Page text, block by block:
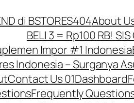
di BSTORES404About
BELI 3 = Rp100 RB!
Impor #1 Indonesia
Indonesia – Surganya
Contact Us 01Dashboard
Frequently